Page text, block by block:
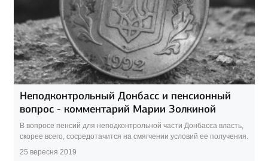
Неподконтрольный Донбасс и пенсионный
вопрос - комментарий Марии Золкиной
В вопросе пенсий для неподконтрольной части Донбасса власть,
скорее всего, сосредотачится на смягчении условий ее получения.
25 вересня 2019